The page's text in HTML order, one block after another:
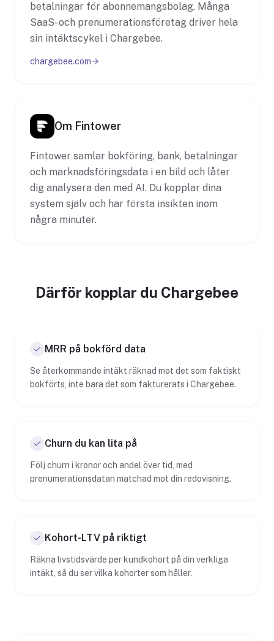
betalningar för abonnemangsbolag. Många
SaaS- och prenumerationsföretag driver hela
sin intäktscykel i Chargebee.
chargebee.com
Om Fintower
Fintower samlar bokföring, bank, betalningar
och marknadsföringsdata i en bild och låter
dig analysera den med AI. Du kopplar dina
system själv och har första insikten inom
några minuter.
Därför kopplar du Chargebee
MRR på bokförd data
Se återkommande intäkt räknad mot det som faktiskt
bokförts, inte bara det som fakturerats i Chargebee.
Churn du kan lita på
Följ churn i kronor och andel över tid, med
prenumerationsdatan matchad mot din redovisning.
Kohort-LTV på riktigt
Räkna livstidsvärde per kundkohort på din verkliga
intäkt, så du ser vilka kohorter som håller.